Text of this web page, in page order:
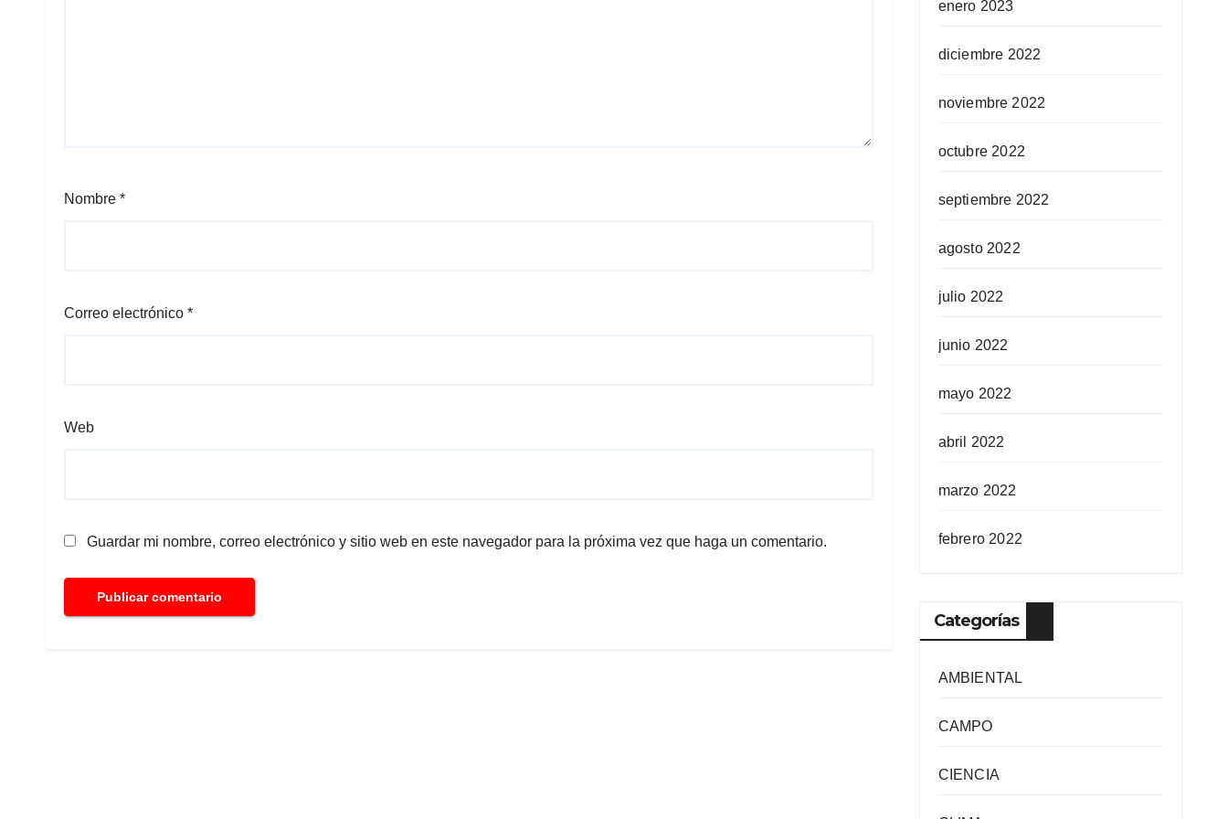
Nombre *
Correo electrónico *
Web
Guardar mi nombre, correo electrónico y sitio web en este navegador para la próxima vez que haga un comentario.
enero 2023
diciembre 2022
noviembre 2022
octubre 2022
septiembre 2022
agosto 2022
julio 2022
junio 2022
mayo 2022
abril 2022
marzo 2022
febrero 2022
Categorías
AMBIENTAL
CAMPO
CIENCIA